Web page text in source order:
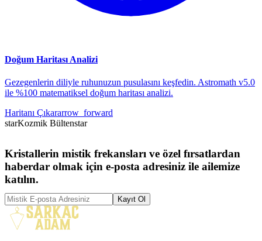
Doğum Haritası Analizi
Gezegenlerin diliyle ruhunuzun pusulasını keşfedin. Astromath v5.0
ile %100 matematiksel doğum haritası analizi.
Haritanı Çıkararrow_forward
starKozmik Bültenstar
Kristallerin mistik frekansları ve özel fırsatlardan
haberdar olmak için e-posta adresiniz ile ailemize
katılın.
Kayıt Ol